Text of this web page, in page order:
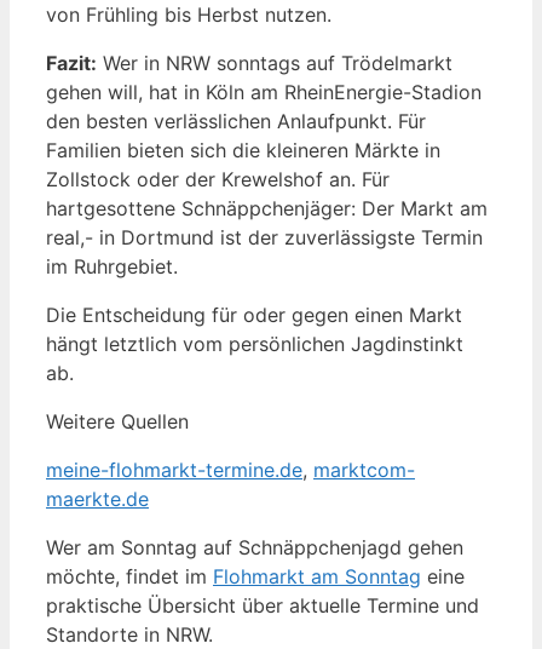
von Frühling bis Herbst nutzen.
Fazit: Wer in NRW sonntags auf Trödelmarkt
gehen will, hat in Köln am RheinEnergie-Stadion
den besten verlässlichen Anlaufpunkt. Für
Familien bieten sich die kleineren Märkte in
Zollstock oder der Krewelshof an. Für
hartgesottene Schnäppchenjäger: Der Markt am
real,- in Dortmund ist der zuverlässigste Termin
im Ruhrgebiet.
Die Entscheidung für oder gegen einen Markt
hängt letztlich vom persönlichen Jagdinstinkt
ab.
Weitere Quellen
meine-flohmarkt-termine.de, marktcom-
maerkte.de
Wer am Sonntag auf Schnäppchenjagd gehen
möchte, findet im Flohmarkt am Sonntag eine
praktische Übersicht über aktuelle Termine und
Standorte in NRW.